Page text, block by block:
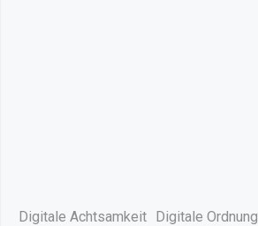
Digitale Achtsamkeit Digitale Ordnung